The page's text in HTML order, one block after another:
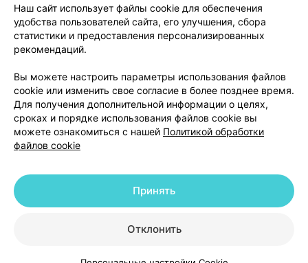
О проекте
Новости проекта
Размещение рекламы
Медицинский маркетинг
Публичный договор
Доставка
Способы оплаты
Вакансии
Партнеры
Написать руководителю 103.by
Написать в поддержку
Персональные настройки Cookie
© 2026 ООО «Артокс Лаб», УНП 191700409 | 220012, Республика Беларусь,
+375 291212755
Наш сайт использует файлы cookie для обеспечения
удобства пользователей сайта, его улучшения, сбора
статистики и предоставления персонализированных
рекомендаций.
Вы можете настроить параметры использования файлов
cookie или изменить свое согласие в более позднее время.
Для получения дополнительной информации о целях,
сроках и порядке использования файлов cookie вы
можете ознакомиться с нашей Политикой обработки
файлов cookie
Отклонить
Принять